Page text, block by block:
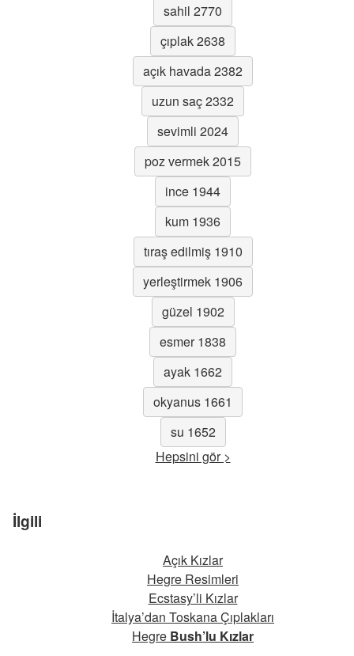
sahil 2770
çıplak 2638
açık havada 2382
uzun saç 2332
sevimli 2024
poz vermek 2015
ince 1944
kum 1936
tıraş edilmiş 1910
yerleştirmek 1906
güzel 1902
esmer 1838
ayak 1662
okyanus 1661
su 1652
Hepsini gör >
İlgili
Açık Kızlar
Hegre Resimleri
Ecstasy’li Kızlar
İtalya’dan Toskana Çıplakları
Hegre Bush’lu Kızlar